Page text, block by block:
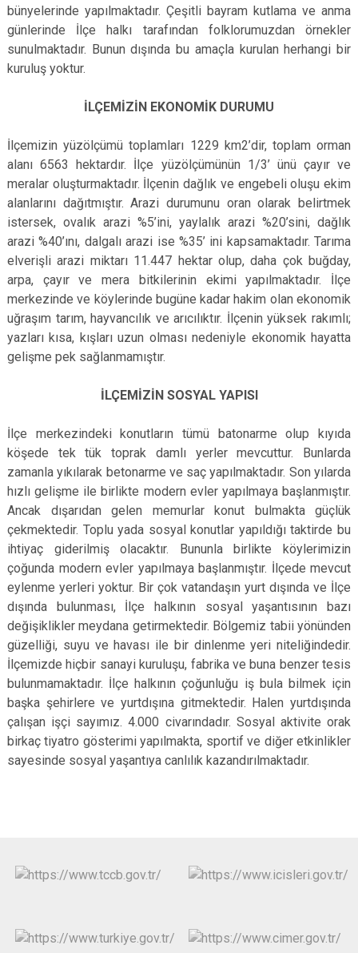
bünyelerinde yapılmaktadır. Çeşitli bayram kutlama ve anma
günlerinde İlçe halkı tarafından folklorumuzdan örnekler
sunulmaktadır. Bunun dışında bu amaçla kurulan herhangi bir
kuruluş yoktur.
İLÇEMİZİN EKONOMİK DURUMU
İlçemizin yüzölçümü toplamları 1229 km2’dir, toplam orman
alanı 6563 hektardır. İlçe yüzölçümünün 1/3’ ünü çayır ve
meralar oluşturmaktadır. İlçenin dağlık ve engebeli oluşu ekim
alanlarını dağıtmıştır. Arazi durumunu oran olarak belirtmek
istersek, ovalık arazi %5’ini, yaylalık arazi %20’sini, dağlık
arazi %40’ını, dalgalı arazi ise %35’ ini kapsamaktadır. Tarıma
elverişli arazi miktarı 11.447 hektar olup, daha çok buğday,
arpa, çayır ve mera bitkilerinin ekimi yapılmaktadır. İlçe
merkezinde ve köylerinde bugüne kadar hakim olan ekonomik
uğraşım tarım, hayvancılık ve arıcılıktır. İlçenin yüksek rakımlı;
yazları kısa, kışları uzun olması nedeniyle ekonomik hayatta
gelişme pek sağlanmamıştır.
İLÇEMİZİN SOSYAL YAPISI
İlçe merkezindeki konutların tümü batonarme olup kıyıda
köşede tek tük toprak damlı yerler mevcuttur. Bunlarda
zamanla yıkılarak betonarme ve saç yapılmaktadır. Son yılarda
hızlı gelişme ile birlikte modern evler yapılmaya başlanmıştır.
Ancak dışarıdan gelen memurlar konut bulmakta güçlük
çekmektedir. Toplu yada sosyal konutlar yapıldığı taktirde bu
ihtiyaç giderilmiş olacaktır. Bununla birlikte köylerimizin
çoğunda modern evler yapılmaya başlanmıştır. İlçede mevcut
eylenme yerleri yoktur. Bir çok vatandaşın yurt dışında ve İlçe
dışında bulunması, İlçe halkının sosyal yaşantısının bazı
değişiklikler meydana getirmektedir. Bölgemiz tabii yönünden
güzelliği, suyu ve havası ile bir dinlenme yeri niteliğindedir.
İlçemizde hiçbir sanayi kuruluşu, fabrika ve buna benzer tesis
bulunmamaktadır. İlçe halkının çoğunluğu iş bula bilmek için
başka şehirlere ve yurtdışına gitmektedir. Halen yurtdışında
çalışan işçi sayımız. 4.000 civarındadır. Sosyal aktivite orak
birkaç tiyatro gösterimi yapılmakta, sportif ve diğer etkinlikler
sayesinde sosyal yaşantıya canlılık kazandırılmaktadır.